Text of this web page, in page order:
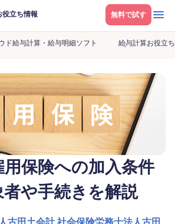
役立ち情報 無料で試す メニ
ド給与計算・給与明細ソフト 給与計算お役立
保険への加入条件
者や手続きを解説
古田土会計 社会保険労務士法人古田